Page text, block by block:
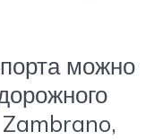
можно